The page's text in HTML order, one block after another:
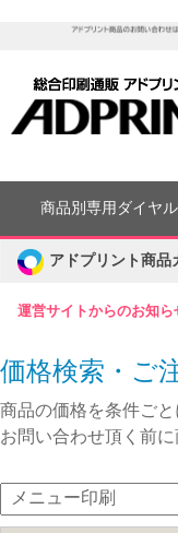
運営サイトからのお知ら
商品別専用ダイヤル
アドプリント商品
価格検索・ご
商品の価格を条件ごと
お問い合わせ頂く前